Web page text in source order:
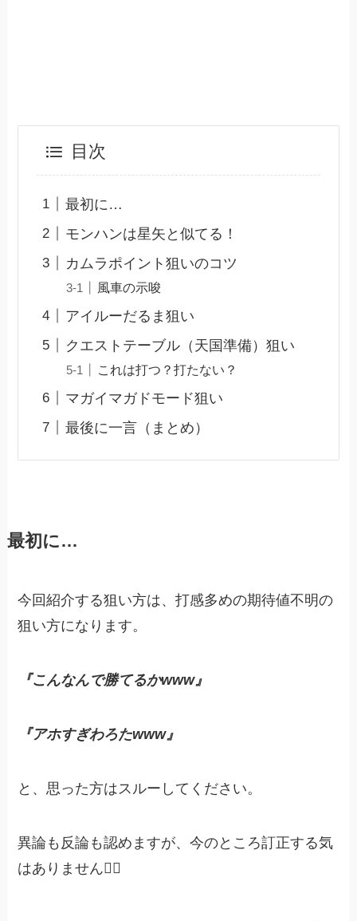
目次
最初に…
モンハンは星矢と似てる！
カムラポイント狙いのコツ
風車の示唆
アイルーだるま狙い
クエストテーブル（天国準備）狙い
これは打つ？打たない？
マガイマガドモード狙い
最後に一言（まとめ）
最初に…
今回紹介する狙い方は、打感多めの期待値不明の
狙い方になります。
『こんなんで勝てるかwww』
『アホすぎわろたwww』
と、思った方はスルーしてください。
異論も反論も認めますが、今のところ訂正する気
はありません🙇‍♀️